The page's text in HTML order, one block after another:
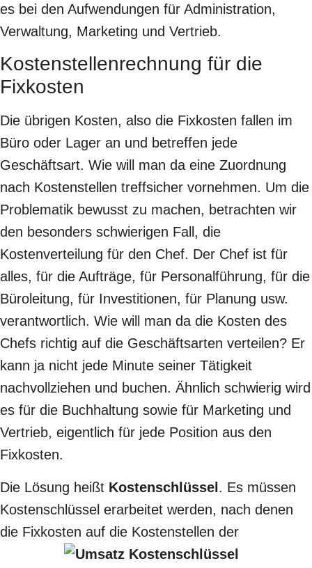
es bei den Aufwendungen für Administration,
Verwaltung, Marketing und Vertrieb.
Kostenstellenrechnung für die
Fixkosten
Die übrigen Kosten, also die Fixkosten fallen im
Büro oder Lager an und betreffen jede
Geschäftsart. Wie will man da eine Zuordnung
nach Kostenstellen treffsicher vornehmen. Um die
Problematik bewusst zu machen, betrachten wir
den besonders schwierigen Fall, die
Kostenverteilung für den Chef. Der Chef ist für
alles, für die Aufträge, für Personalführung, für die
Büroleitung, für Investitionen, für Planung usw.
verantwortlich. Wie will man da die Kosten des
Chefs richtig auf die Geschäftsarten verteilen? Er
kann ja nicht jede Minute seiner Tätigkeit
nachvollziehen und buchen. Ähnlich schwierig wird
es für die Buchhaltung sowie für Marketing und
Vertrieb, eigentlich für jede Position aus den
Fixkosten.
Die Lösung heißt Kostenschlüssel. Es müssen
Kostenschlüssel erarbeitet werden, nach denen
die Fixkosten auf die Kostenstellen der